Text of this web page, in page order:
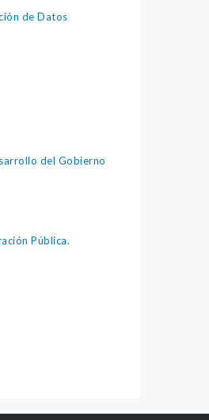
de Datos
del Gobierno
Pública.